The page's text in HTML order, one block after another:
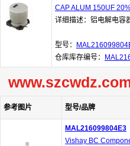
CAP ALUM 150UF
详细描述：铝电解电容
型号：
仓库库存编号：
参考图片 型号/品牌
MAL216099804E3
Vishay BC